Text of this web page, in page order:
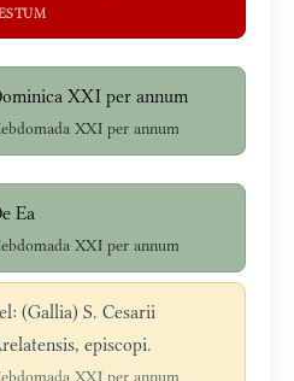
XXI per annum
XXI per annum
Ea
XXI per annum
(Gallia) S. Cesarii
episcopi.
XXI per annum